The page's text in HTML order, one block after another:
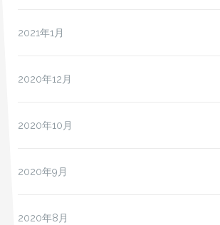
2021年1月
2020年12月
2020年10月
2020年9月
2020年8月